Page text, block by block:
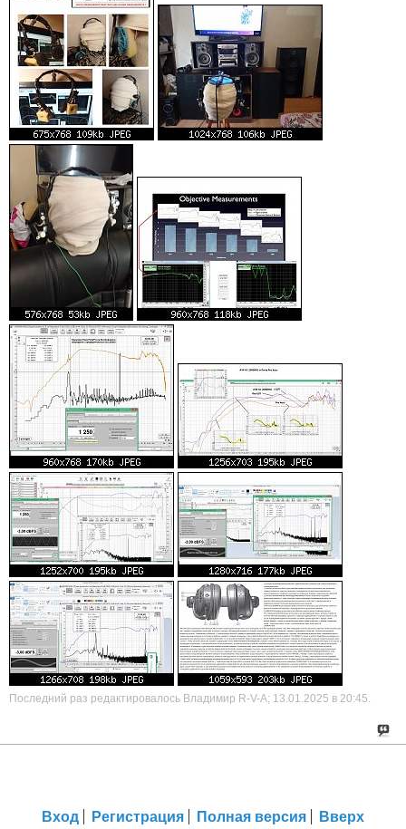
Последний раз редактировалось Владимир R-V-A; 13.01.2025 в 20:45.
Вход Регистрация Полная версия Вверх